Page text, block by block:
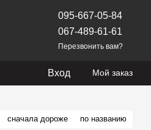
095-667-05-84
067-489-61-61
Перезвонить вам?
Вход Мой заказ
сначала дороже по названию